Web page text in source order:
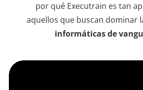
por qué Executrain es tan
aquellos que buscan dominar
informáticas de